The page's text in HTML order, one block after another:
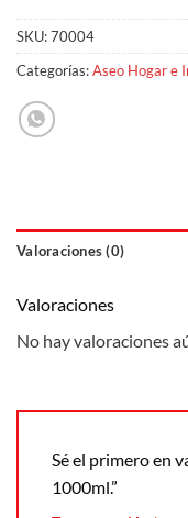
SKU:70004
Categorías:Aseo Hogar e
Valoraciones (0)
Valoraciones
No hay valoraciones
Sé el primero en
1000ml.”